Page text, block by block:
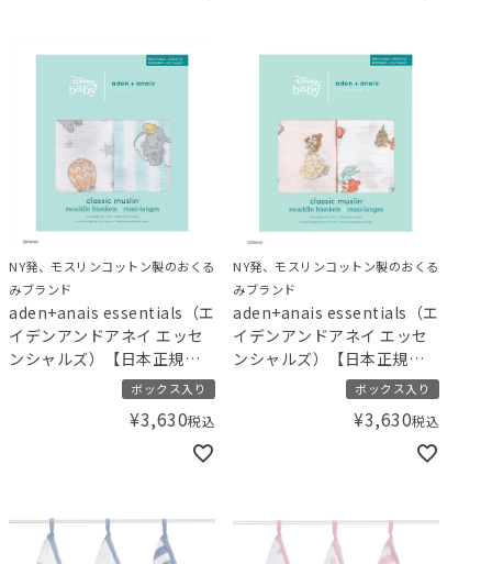
NY発、モスリンコットン製のおくる
みブランド
aden+anais essentials（エ
イデンアンドアネイ エッセ
ンシャルズ）【日本正規
品】モスリンコットン おく
るみ 2枚 ディズニー ダンボ
disney baby swaddle -
ボックス入り
¥3,630税込
NY発、モスリンコットン製のおくる
みブランド
aden+anais essentials（エ
イデンアンドアネイ エッセ
ンシャルズ）【日本正規
品】モスリンコットン おく
るみ 2枚 ディズニー プリン
セス disney baby swaddle -
ボックス入り
¥3,630税込